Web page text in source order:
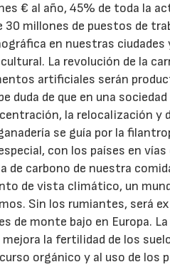
€ al año, 45% de toda la
30 millones de puestos de
en nuestras
La revolución de la
artificiales serán
duda de que en una
la relocalización y
se guía por la
con los países en vías
de carbono de nuestra
de vista climático, un
Sin los rumiantes, será
de monte bajo en Europa.
la fertilidad de los
orgánico y al uso de los